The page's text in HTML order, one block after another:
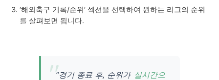
‘해외축구 기록/순위’ 섹션을 선택하여 원하는 리그의 순위
를 살펴보면 됩니다.
“경기 종료 후, 순위가 실시간으